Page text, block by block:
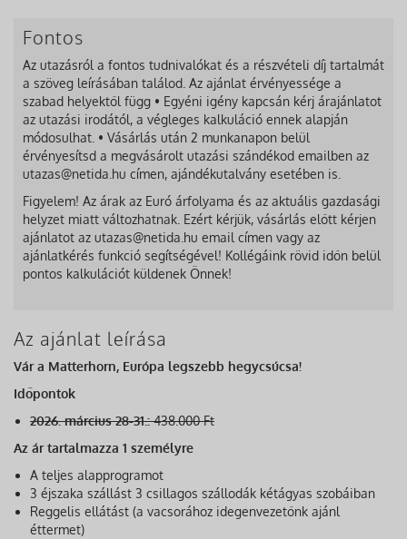
Fontos
Az utazásról a fontos tudnivalókat és a részvételi díj tartalmát
a szöveg leírásában találod. Az ajánlat érvényessége a
szabad helyektől függ • Egyéni igény kapcsán kérj árajánlatot
az utazási irodától, a végleges kalkuláció ennek alapján
módosulhat. • Vásárlás után 2 munkanapon belül
érvényesítsd a megvásárolt utazási szándékod emailben az
utazas@netida.hu címen, ajándékutalvány esetében is.
Figyelem! Az árak az Euró árfolyama és az aktuális gazdasági
helyzet miatt változhatnak. Ezért kérjük, vásárlás előtt kérjen
ajánlatot az utazas@netida.hu email címen vagy az
ajánlatkérés funkció segítségével! Kollégáink rövid időn belül
pontos kalkulációt küldenek Önnek!
Az ajánlat leírása
Vár a Matterhorn, Európa legszebb hegycsúcsa!
Időpontok
2026. március 28-31.:438.000 Ft
Az ár tartalmazza 1 személyre
A teljes alapprogramot
3 éjszaka szállást 3 csillagos szállodák kétágyas szobáiban
Reggelis ellátást (a vacsorához idegenvezetőnk ajánl
éttermet)